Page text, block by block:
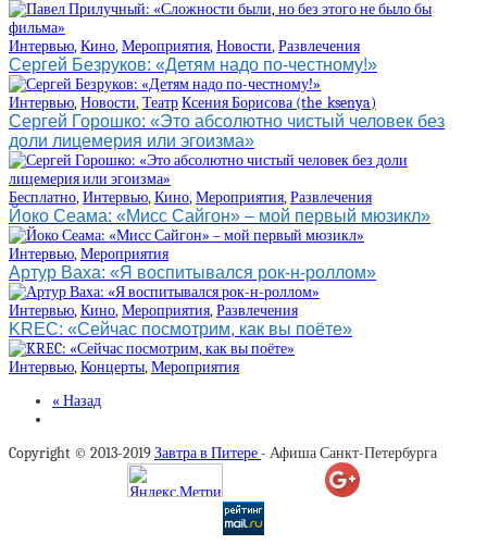
Интервью,Кино,Мероприятия,Новости,Развлечения
Сергей Безруков: «Детям надо по-честному!»
Интервью,Новости,ТеатрКсения Борисова (the_ksenya)
Сергей Горошко: «Это абсолютно чистый человек без
доли лицемерия или эгоизма»
Бесплатно,Интервью,Кино,Мероприятия,Развлечения
Йоко Сеама: «Мисс Сайгон» – мой первый мюзикл»
Интервью,Мероприятия
Артур Ваха: «Я воспитывался рок-н-роллом»
Интервью,Кино,Мероприятия,Развлечения
KREC: «Сейчас посмотрим, как вы поёте»
Интервью,Концерты,Мероприятия
« Назад
Copyright © 2013-2019Завтра в Питере- Афиша Санкт-Петербурга